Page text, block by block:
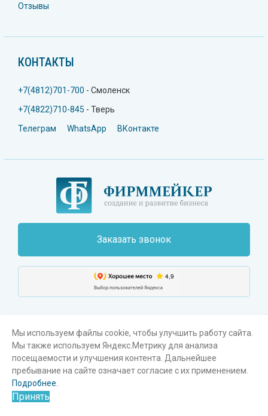
Заказать звонок
Отзывы
КОНТАКТЫ
+7(4812)701-700 - Смоленск
+7(4822)710-845 - Тверь
Телеграм
WhatsApp ВКонтакте
Поиск Карта сайта
Пользовательское соглашение
© Фирммейкер®, 2003-2026. Все права защищены
Мы используем файлы cookie, чтобы улучшить работу сайта.
Мы также используем Яндекс.Метрику для анализа
посещаемости и улучшения контента. Дальнейшее
пребывание на сайте означает согласие с их применением.
Подробнее.
Принять